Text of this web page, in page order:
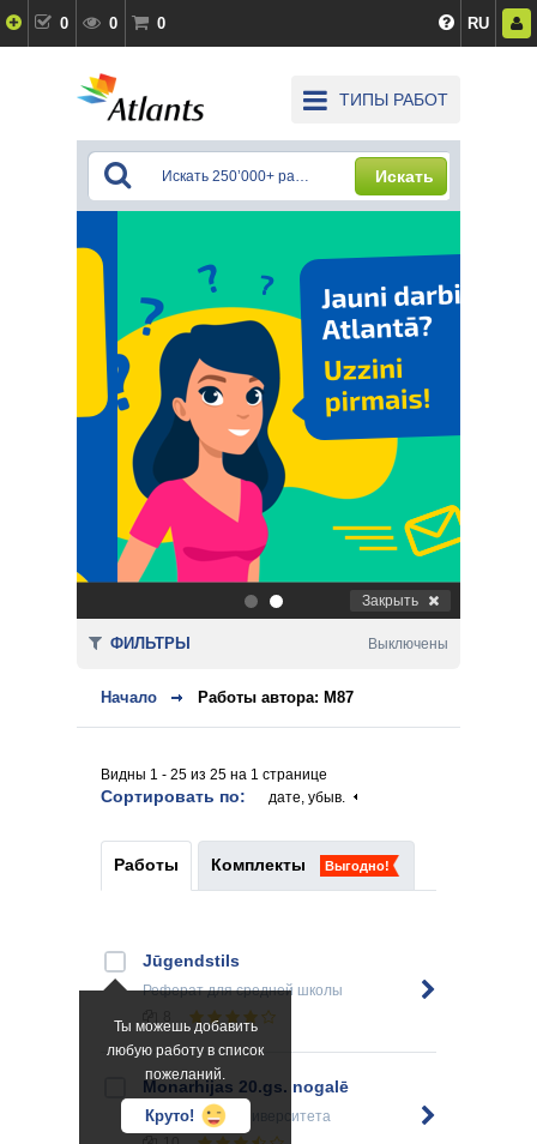
0 0 0 RU
ТИПЫ РАБОТ
Искать
. Закрыть
Начало Работы автора: M87
Видны 1 - 25 из 25 на 1 странице
Сортировать по: дате, убыв.
Работы Комплекты Выгодно!
Ты можешь добавить
любую работу в список
пожеланий.
Круто!
Jūgendstils
Рефератдля средней школы
Monarhijas 20.gs. nogalē
Реферат для университета
ФИЛЬТРЫ Выключены